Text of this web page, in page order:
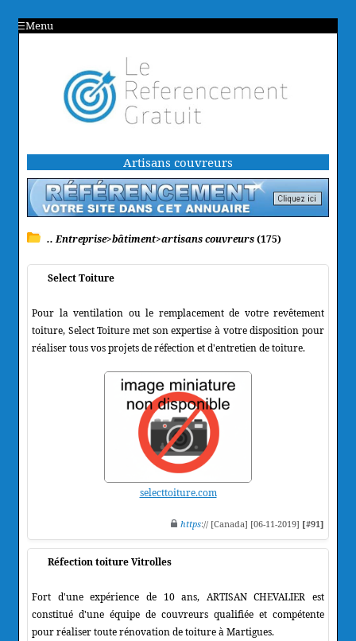
Menu
Artisans couvreurs
.. Entreprise>bâtiment>artisans couvreurs(175)
Select Toiture
Pour la ventilation ou le remplacement de votre revêtement
toiture, Select Toiture met son expertise à votre disposition pour
réaliser tous vos projets de réfection et d'entretien de toiture.
selecttoiture.com
https:// [Canada] [06-11-2019] [#91]
Réfection toiture Vitrolles
Fort d'une expérience de 10 ans, ARTISAN CHEVALIER est
constitué d'une équipe de couvreurs qualifiée et compétente
pour réaliser toute rénovation de toiture à Martigues.